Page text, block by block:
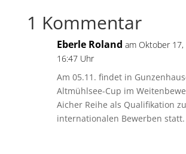
1 Kommentar
Eberle Roland am Oktober
16:47 Uhr
Am 05.11. findet in
Altmühlsee-Cup im
Aicher Reihe als Qualifikation zu
internationalen Bewerben statt.